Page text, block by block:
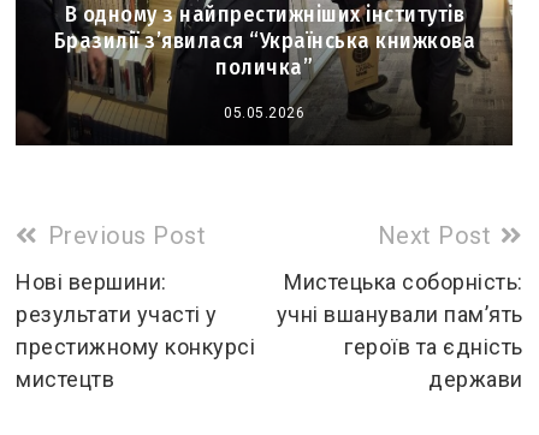
В одному з найпрестижніших інститутів
Бразилії з’явилася “Українська книжкова
поличка”
05.05.2026
Read
more
articles
Previous Post
Нові вершини:
результати участі у
престижному конкурсі
мистецтв
Next Post
Мистецька соборність:
учні вшанували пам’ять
героїв та єдність
держави